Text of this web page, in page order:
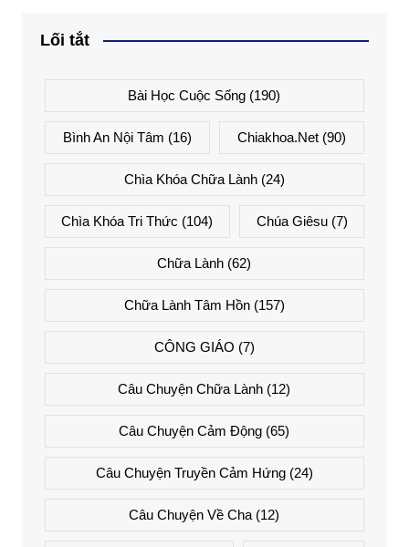
Lối tắt
Bài Học Cuộc Sống (190)
Bình An Nội Tâm (16) Chiakhoa.net (90)
Chìa Khóa Chữa Lành(24)
Chìa Khóa Tri Thức (104) Chúa Giêsu(7)
Chữa Lành (62)
Chữa Lành Tâm Hồn(157)
CÔNG GIÁO (7)
Câu Chuyện Chữa Lành (12)
Câu Chuyện Cảm Động (65)
Câu Chuyện Truyền Cảm Hứng(24)
Câu Chuyện Về Cha (12)